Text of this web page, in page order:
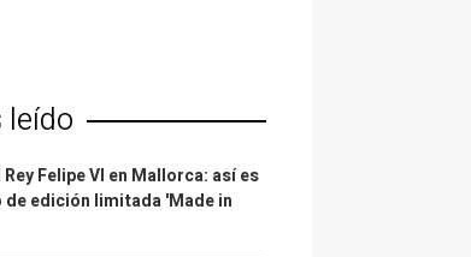
leído
Felipe VI en Mallorca: así es
edición limitada 'Made in